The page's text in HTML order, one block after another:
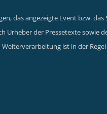
das angezeigte Event bzw.
Urheber der Pressetexte
ist in der